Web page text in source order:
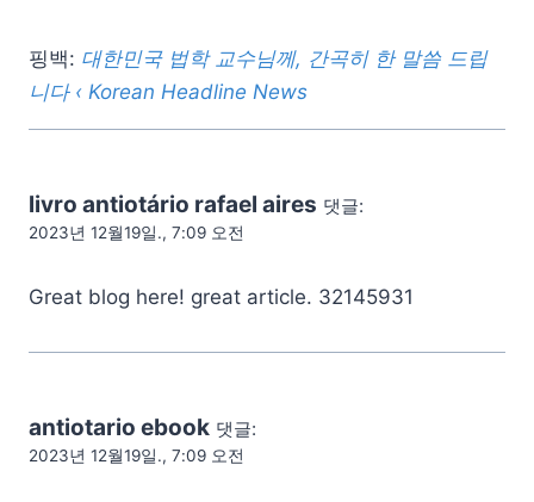
핑백: 대한민국 법학 교수님께, 간곡히 한 말씀 드립
니다 ‹ Korean Headline News
livro antiotário rafael aires 댓글:
2023년 12월19일., 7:09 오전
Great blog here! great article. 32145931
antiotario ebook 댓글:
2023년 12월19일., 7:09 오전